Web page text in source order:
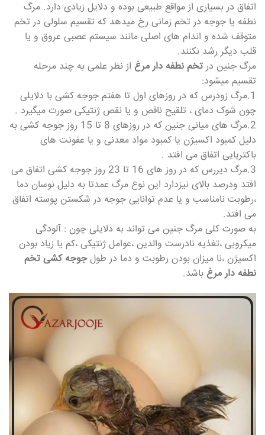
اتفاق در بسیاری از مواقع طبیعی بوده و دلایل زیادی دارد. مرگ
نطفه یا جوجه در تخم زمانی رخ میدهد که تقسیم سلولی در تخم
متوقف شده و اندام های اصلی مانند سیستم عصبی عروق و یا
قلب دیگر رشد نکنند.
مرگ جنین درتخم نطفه دار مرغ از نظر علمی به چند مرحله
تقسیم میشود:
1.مرگ زودرس که در روزهای اول تا هفتم جوجه کشی با دلایلی
چون شوک دمای ، تلقیح ناقص و یا نقص ژنتیکی صورت میگیرد .
2.مرگ های میانی جنین که در روزهای 8 تا 15 روز جوجه کشی به
دلیل کمبود اکسیژن یا کمبود مواد معدنی و یا عفونت های
باکتریایی اتفاق می افتد .
3.مرگ دیررس که در روز های 16 تا 23 روز جوجه کشی اتفاق می
افتد ودرصد بالای نیزدارد این نوع مرگ عمدتا به دلیل نوسان دما
،رطوبت نامناسب و یا عدم توانایی جوجه در شکستن پوسته اتفاق
می افتد.
به صورت کلی مرگ جنین می تواند به دلایلی چون : آلودگی
میکروبی ،تغذیه نادرست والدین ،عوامل ژنتیکی ،کم یا زیاد بودن
اکسیژن ،نا میزان بودن رطوبت و دما در طولجوجه کشی تخم
نطفه دار مرغ باشد.